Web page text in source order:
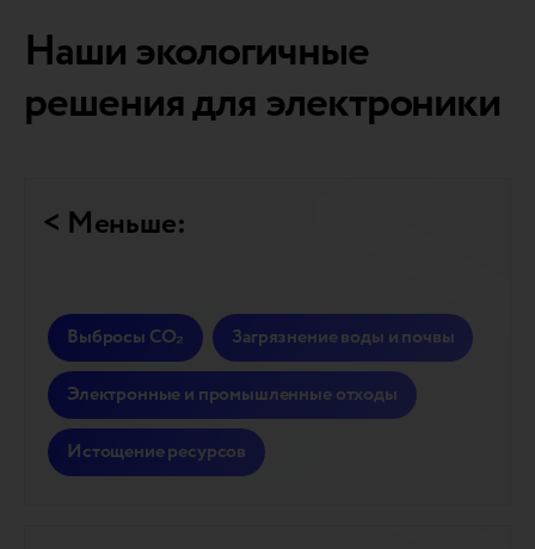
Наши экологичные
решения для электроники
< Меньше:
Выбросы CO₂ Загрязнение воды и почвы
Электронные и промышленные отходы
Истощение ресурсов